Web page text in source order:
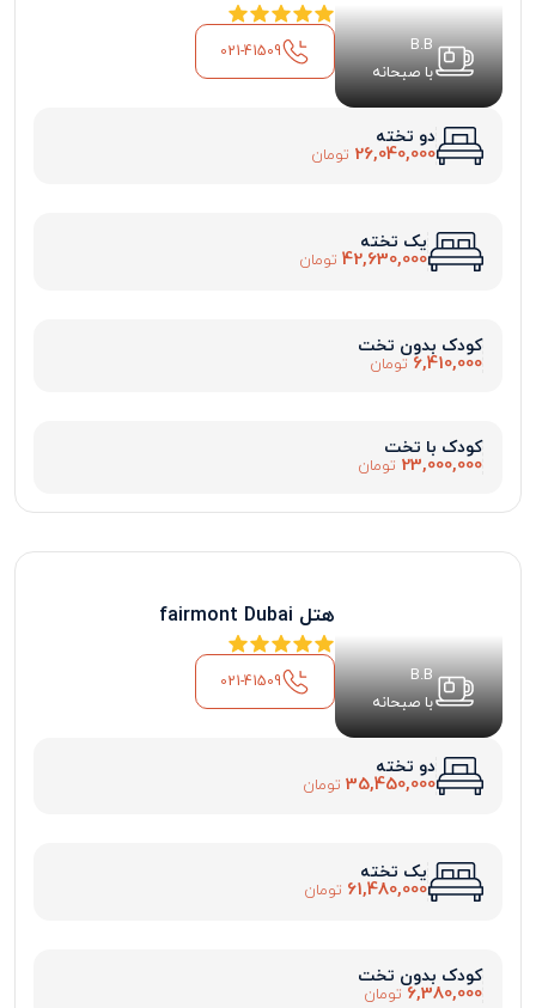
B.B
با صبحانه
021-41509
دو تخته
26,040,000 تومان
یک تخته
42,630,000 تومان
کودک بدون تخت
6,410,000 تومان
کودک با تخت
23,000,000 تومان
B.B
با صبحانه
هتل fairmont Dubai
021-41509
دو تخته
35,450,000 تومان
یک تخته
61,480,000 تومان
کودک بدون تخت
6,380,000 تومان